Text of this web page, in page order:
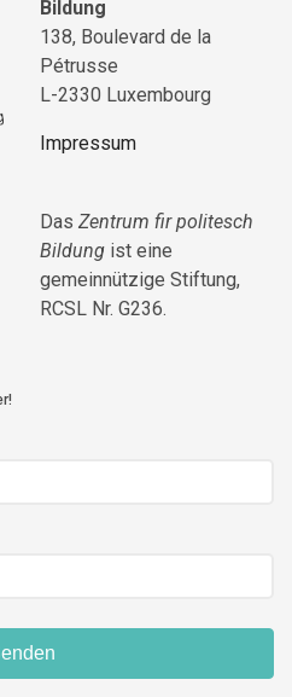
Bildung
138, Boulevard de la
Pétrusse
L-2330 Luxembourg
Impressum
Das Zentrum fir politesch
Bildung ist eine
gemeinnützige Stiftung,
RCSL Nr. G236.